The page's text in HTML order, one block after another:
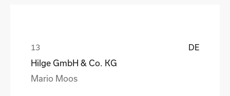
DE
Hilge GmbH & Co. KG
Mario Moos